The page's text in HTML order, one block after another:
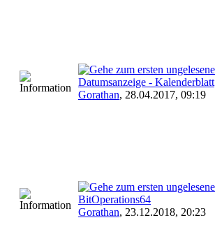
Datumsanzeige - Kalenderblatt
Gorathan, 28.04.2017, 09:19
BitOperations64
Gorathan, 23.12.2018, 20:23